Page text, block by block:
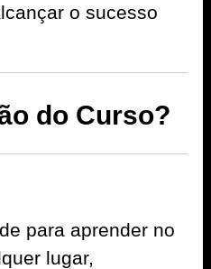
o sucesso
do Curso?
para aprender no
lugar,